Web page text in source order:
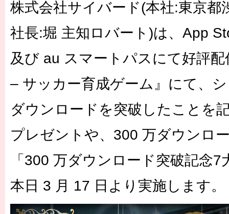
株式会社サイバード(本社:東京都
社長:堀 主知ロバート)は、App
及び au スマートパスにて好評
– サッカー育成ゲーム』にて、
ダウンロードを突破したことを
プレゼントや、300 万ダウンロ
「300 万ダウンロード突破記念
本日 3 月 17 日より実施します。